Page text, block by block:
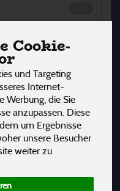
Cookie-
und Targeting
Internet-
Werbung, die Sie
anzupassen. Diese
um Ergebnisse
unsere Besucher
weiter zu
6